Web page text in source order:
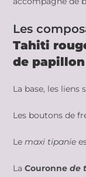
Les
Tahiti
de
La base, les liens
Les boutons de
Lemaxi tipanie
LaCouronnede